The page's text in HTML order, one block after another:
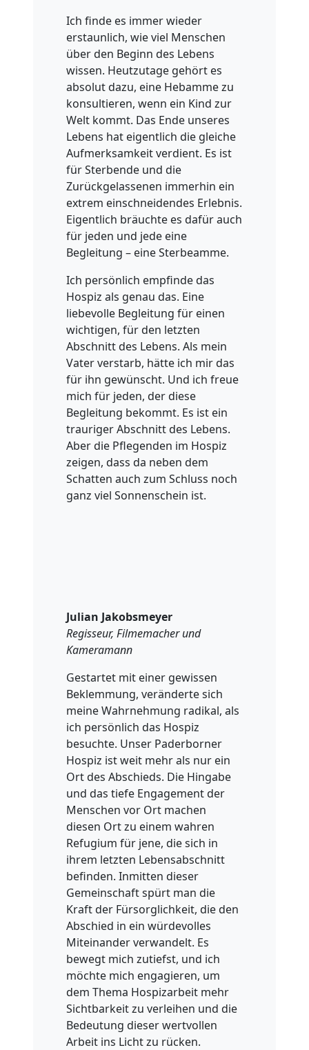
Ich finde es immer wieder
erstaunlich, wie viel Menschen
über den Beginn des Lebens
wissen. Heutzutage gehört es
absolut dazu, eine Hebamme zu
konsultieren, wenn ein Kind zur
Welt kommt. Das Ende unseres
Lebens hat eigentlich die gleiche
Aufmerksamkeit verdient. Es ist
für Sterbende und die
Zurückgelassenen immerhin ein
extrem einschneidendes Erlebnis.
Eigentlich bräuchte es dafür auch
für jeden und jede eine
Begleitung – eine Sterbeamme.
Ich persönlich empfinde das
Hospiz als genau das. Eine
liebevolle Begleitung für einen
wichtigen, für den letzten
Abschnitt des Lebens. Als mein
Vater verstarb, hätte ich mir das
für ihn gewünscht. Und ich freue
mich für jeden, der diese
Begleitung bekommt. Es ist ein
trauriger Abschnitt des Lebens.
Aber die Pflegenden im Hospiz
zeigen, dass da neben dem
Schatten auch zum Schluss noch
ganz viel Sonnenschein ist.
Julian Jakobsmeyer
Regisseur, Filmemacher und
Kameramann
Gestartet mit einer gewissen
Beklemmung, veränderte sich
meine Wahrnehmung radikal, als
ich persönlich das Hospiz
besuchte. Unser Paderborner
Hospiz ist weit mehr als nur ein
Ort des Abschieds. Die Hingabe
und das tiefe Engagement der
Menschen vor Ort machen
diesen Ort zu einem wahren
Refugium für jene, die sich in
ihrem letzten Lebensabschnitt
befinden. Inmitten dieser
Gemeinschaft spürt man die
Kraft der Fürsorglichkeit, die den
Abschied in ein würdevolles
Miteinander verwandelt. Es
bewegt mich zutiefst, und ich
möchte mich engagieren, um
dem Thema Hospizarbeit mehr
Sichtbarkeit zu verleihen und die
Bedeutung dieser wertvollen
Arbeit ins Licht zu rücken.